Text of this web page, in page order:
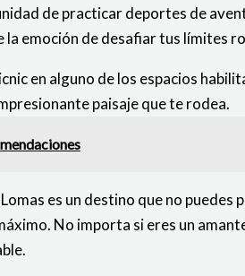
de practicar deportes de
emoción de desafiar tus límites
en alguno de los espacios
paisaje que te rodea.
es un destino que no
No importa si eres un